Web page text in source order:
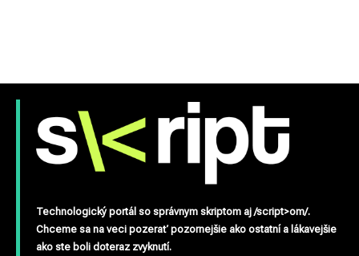
Technologický portál so správnym skriptom aj /script>om/.
Chceme sa na veci pozerať pozornejšie ako ostatní a lákavejšie
ako ste boli doteraz zvyknutí.